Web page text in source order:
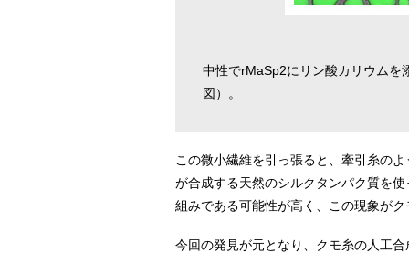
中性でrMaSp2にリン酸カリウムを
図）。
この微小繊維を引っ張ると、牽引糸の
が合成する天然のシルクタンパク質を
組みである可能性が高く、この現象が
今回の発見が元となり、クモ糸の人工